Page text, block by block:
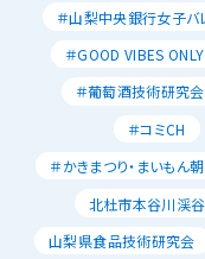
＃山梨中央銀行女子バ
＃GOOD VIBES ONLY
＃葡萄酒技術研究会
＃コミCH
＃かきまつり・まいもん
北杜市本谷川渓谷
山梨県食品技術研究会